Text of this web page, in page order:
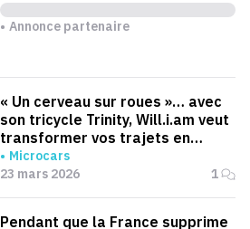
Annonce partenaire
« Un cerveau sur roues »… avec
son tricycle Trinity, Will.i.am veut
transformer vos trajets en
moments productifs
Microcars
23 mars 2026
1
Pendant que la France supprime